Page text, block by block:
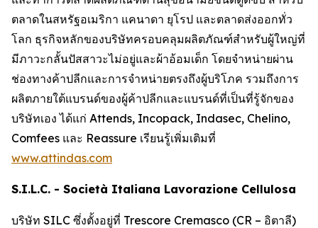
ตลาดในสหรัฐอเมริกา แคนาดา ยุโรป และตลาดส่งออกทั่ว
โลก ธุรกิจหลักของบริษัทครอบคลุมผลิตภัณฑ์สำหรับผู้ใหญ่ที่
มีภาวะกลั้นปัสสาวะไม่อยู่และผ้าอ้อมเด็ก โดยจำหน่ายผ่าน
ช่องทางค้าปลีกและการจำหน่ายตรงถึงผู้บริโภค รวมถึงการ
ผลิตภายใต้แบรนด์ของผู้ค้าปลีกและแบรนด์ที่เป็นที่รู้จักของ
บริษัทเอง ได้แก่ Attends, Incopack, Indasec, Chelino,
Comfees และ Reassure เรียนรู้เพิ่มเติมที่
www.attindas.com
S.I.L.C. - Società Italiana Lavorazione Cellulosa
บริษัท SILC ซึ่งตั้งอยู่ที่ Trescore Cremasco (CR – อิตาลี)